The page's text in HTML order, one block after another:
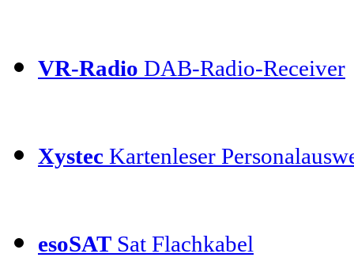
VR-Radio DAB-Radio-Receiver
Xystec Kartenleser
esoSAT Sat Flachkabel